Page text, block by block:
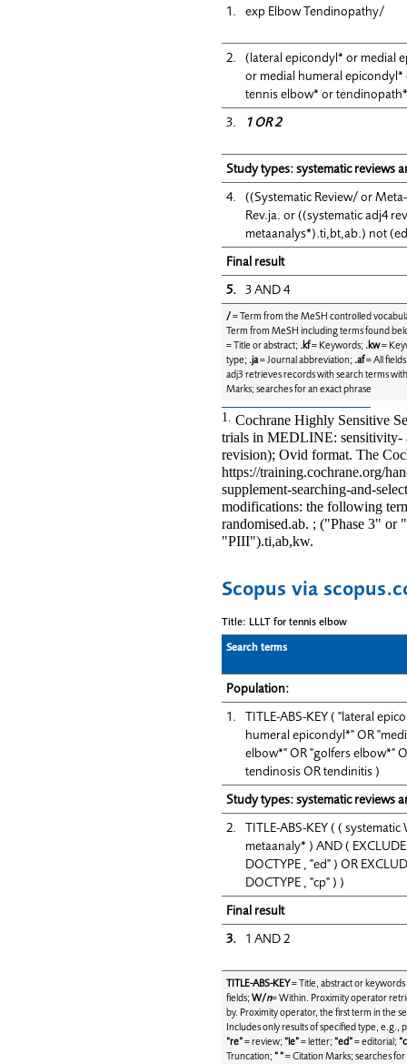
1. exp Elbow Tendinopathy/
2. (lateral epicondyl* or medial
or medial humeral
tennis elbow* or
3.
1 OR 2
Study types: systematic reviews
4. ((Systematic Review/ or
Rev.ja. or ((systematic adj4
metaanalys*).ti,bt,ab.) not
Final result
5. 3 AND 4
/= Term from the MeSH controlled
Term from MeSH including terms found
= Title or abstract; .kf= Keywords; .kw=
type; .ja= Journal abbreviation; .af= All
adj3 retrieves records with search terms
Marks; searches for an exact phrase
1.
Cochrane Highly Sensitive
trials in MEDLINE: sensitivity-
revision); Ovid format. The
https://training.cochrane.org/
supplement-searching-and-
modifications: the following
randomised.ab. ; ("Phase 3"
"PIII").ti,ab,kw.
Scopus via
Title: LLLT for tennis elbow
Search terms
Population:
1. TITLE-ABS-KEY ( "lateral
humeral epicondyl*" OR
elbow*" OR "golfers elbow*"
tendinosis OR tendinitis )
Study types: systematic reviews
2. TITLE-ABS-KEY ( (
metaanaly* ) AND (
DOCTYPE , "ed" ) OR
DOCTYPE , "cp" ) )
Final result
3. 1 AND 2
TITLE-ABS-KEY= Title, abstract or
fields;W/n= Within. Proximity operator
by. Proximity operator, the first term in the
Includes only results of specified type,
“re”= review;“le”= letter;“ed”= editorial;
Truncation;“ “= Citation Marks; searches